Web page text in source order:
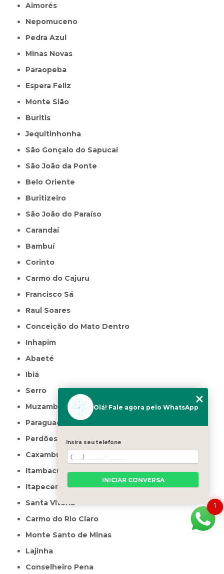
Aimorés
Nepomuceno
Pedra Azul
Minas Novas
Paraopeba
Espera Feliz
Monte Sião
Buritis
Jequitinhonha
São Gonçalo do Sapucaí
São João da Ponte
Belo Oriente
Buritizeiro
São João do Paraíso
Carandaí
Bambuí
Corinto
Carmo do Cajuru
Francisco Sá
Raul Soares
Conceição do Mato Dentro
Inhapim
Abaeté
Ibiá
Serro
Muzambinho
Paraguaçu
Perdões
Caxambu
Itambacuri
Itapecerica
Santa Vitória
Carmo do Rio Claro
Monte Santo de Minas
Lajinha
Conselheiro Pena
1
Olá! Fale agora pelo WhatsApp
Insira seu telefone
INICIAR CONVERSA